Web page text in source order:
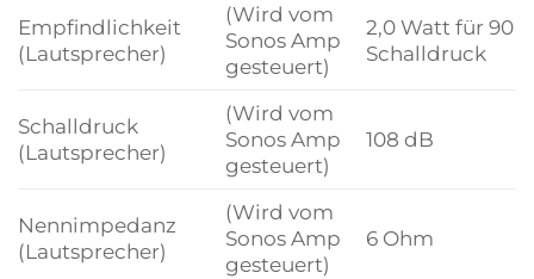
Empfindlichkeit
(Lautsprecher)
(Wird vom
Sonos Amp
gesteuert)
2,0 Watt für 90
Schalldruck
Schalldruck
(Lautsprecher)
(Wird vom
Sonos Amp
gesteuert)
108 dB
Nennimpedanz
(Lautsprecher)
(Wird vom
Sonos Amp
gesteuert)
6 Ohm